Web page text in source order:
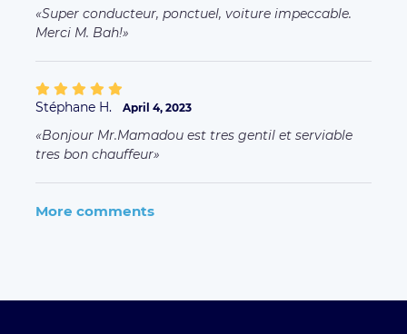
MORE ABOUT OUR SERVICES
FAQ clients
FAQ Driver
Taxi Paris
Terms of Uses
Qui sommes-nous ?